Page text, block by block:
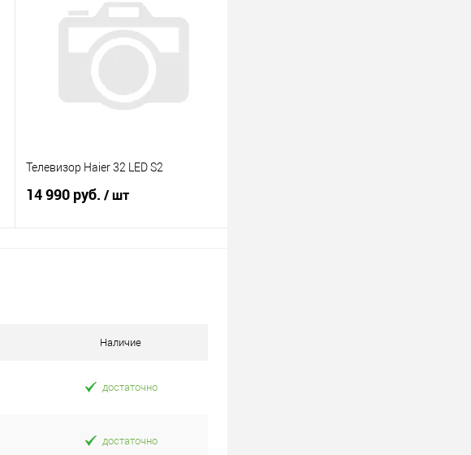
Купить в 1 клик
К сравнению
В избранное
В наличии
Телевизор Haier 32 LED S2
14 990 руб. / шт
Наличие
достаточно
достаточно